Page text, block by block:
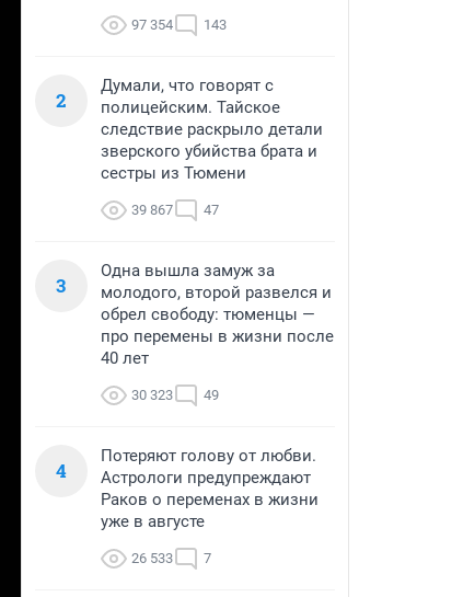
97 354 143
2
Думали, что говорят с
полицейским. Тайское
следствие раскрыло детали
зверского убийства брата и
сестры из Тюмени
39 867 47
3
Одна вышла замуж за
молодого, второй развелся и
обрел свободу: тюменцы —
про перемены в жизни после
40 лет
30 323 49
4
Потеряют голову от любви.
Астрологи предупреждают
Раков о переменах в жизни
уже в августе
26 533 7